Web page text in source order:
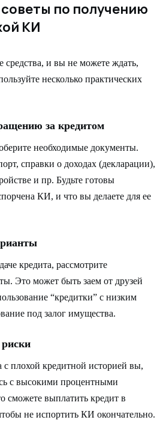
по получению
КИ
средства, и вы не можете ждать,
несколько практических
за кредитом
необходимые документы.
справки о доходах (декларации),
и пр. Будьте готовы
КИ, и что вы делаете для ее
кредита, рассмотрите
Это может быть заем от друзей
“кредитки” с низким
под залог имущества.
плохой кредитной историей вы,
с высокими процентными
сможете выплатить кредит в
не испортить КИ окончательно.